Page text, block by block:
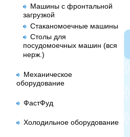
Машины с фронтальной
загрузкой
Стаканомоечные машины
Столы для
посудомоечных машин (вся
нерж.)
Механическое
оборудование
ФастФуд
Холодильное оборудование